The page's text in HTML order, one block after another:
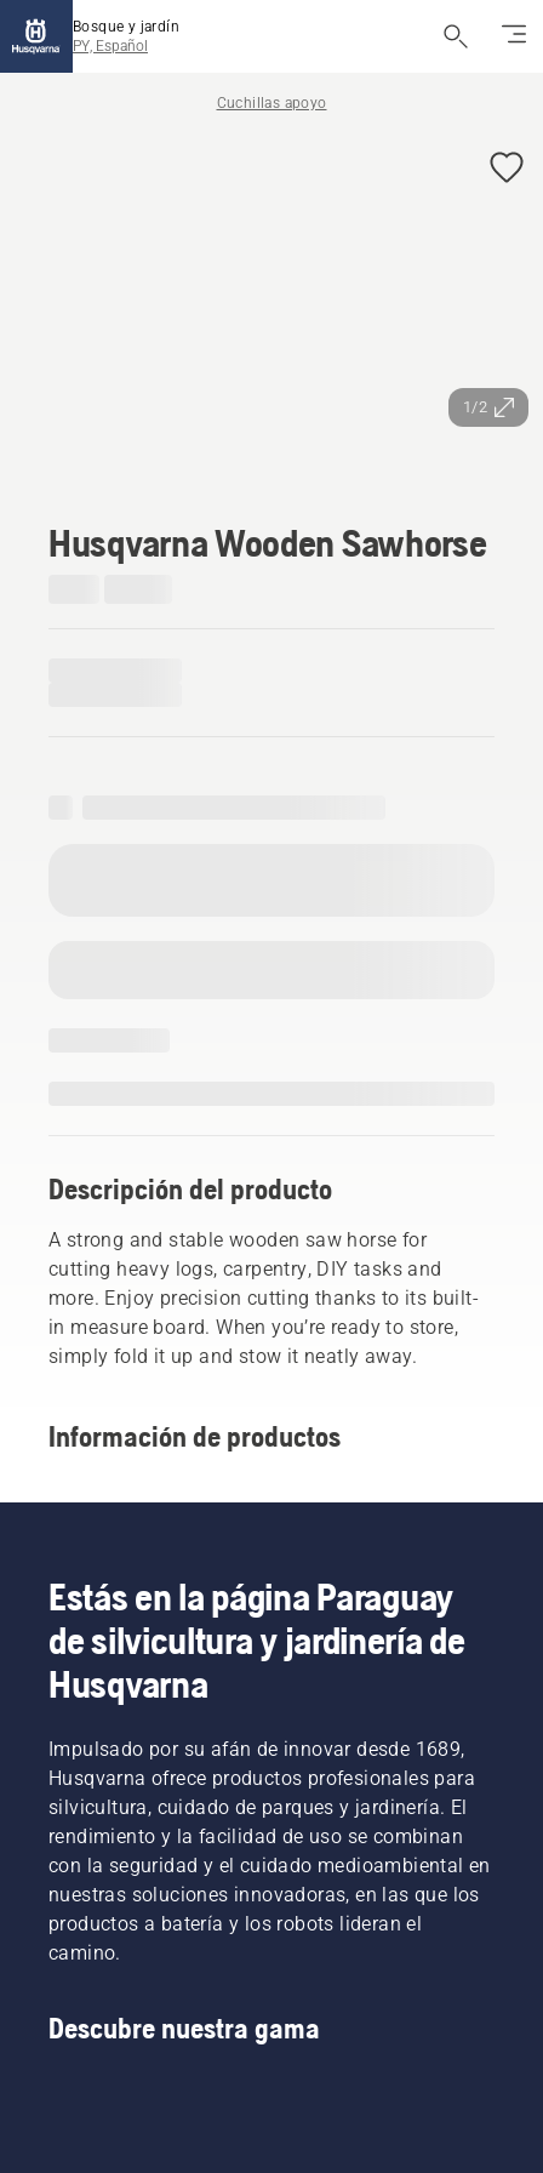
Bosque y jardín
PY, Español
Cuchillas apoyo
1/2
Husqvarna Wooden Sawhorse
Descripción del producto
A strong and stable wooden saw horse for
cutting heavy logs, carpentry, DIY tasks and
more. Enjoy precision cutting thanks to its built-
in measure board. When you’re ready to store,
simply fold it up and stow it neatly away.
Información de productos
Estás en la página Paraguay
de silvicultura y jardinería de
Husqvarna
Impulsado por su afán de innovar desde 1689,
Husqvarna ofrece productos profesionales para
silvicultura, cuidado de parques y jardinería. El
rendimiento y la facilidad de uso se combinan
con la seguridad y el cuidado medioambiental en
nuestras soluciones innovadoras, en las que los
productos a batería y los robots lideran el
camino.
Descubre nuestra gama